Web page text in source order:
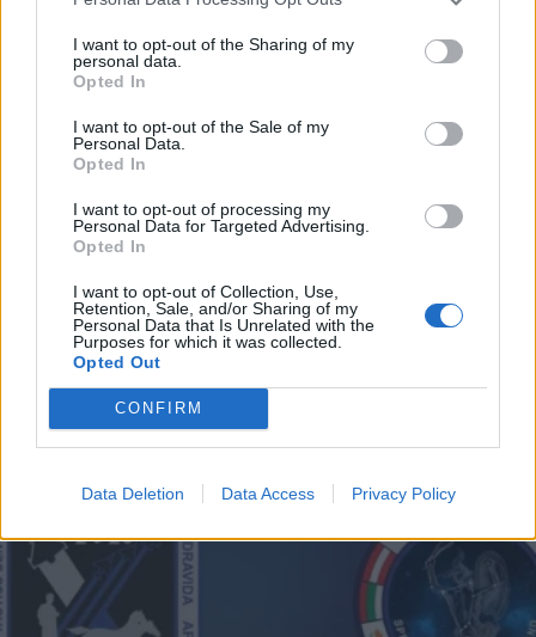
I want to opt-out of the Sharing of my
personal data.
Opted In
I want to opt-out of the Sale of my
Personal Data.
Opted In
I want to opt-out of processing my
Personal Data for Targeted Advertising.
Opted In
I want to opt-out of Collection, Use,
Retention, Sale, and/or Sharing of my
Personal Data that Is Unrelated with the
Purposes for which it was collected.
Opted Out
CONFIRM
Data Deletion Data Access Privacy Policy
ΕΛΛΑΔΑ
04.05.2023 13:13
PARAPOLITIKA NEWSROOM
εικόνες από τη Διεθνή Άσκηση Ειδικών
Δυνάμεων στη Βοιωτία - Με συμμετοχή
ΗΠΑ, Γαλλίας, Ισραήλ
Αποδέχομαι τους
και την πολιτική απορρήτου
X